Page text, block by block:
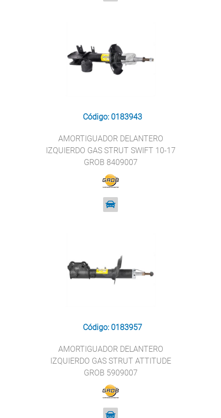
Código: 0183943
AMORTIGUADOR DELANTERO
IZQUIERDO GAS STRUT SWIFT 10-17
GROB 8409007
Código: 0183957
AMORTIGUADOR DELANTERO
IZQUIERDO GAS STRUT ATTITUDE
GROB 5909007